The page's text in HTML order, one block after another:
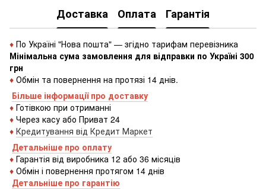
Доставка Оплата Гарантія
♦ По Україні "Нова пошта" — згідно тарифам перевізника
Мінімальна сума замовлення для відправки по Україні 300
грн
♦ Обмін та повернення на протязі 14 днів.
Більше інформації про доставку
♦ Готівкою при отриманні
♦ Через касу або Приват 24
♦ Кредитування від Кредит Маркет
Детальніше про оплату
♦ Гарантія від виробника 12 або 36 місяців
♦ Обмін і повернення протягом 14 днів
Детальніше про гарантію